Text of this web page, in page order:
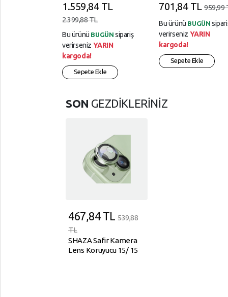
1.559,84 TL
2.399,88 TL
Bu ürünü BUGÜN sipariş
verirseniz YARIN
kargoda!
Sepete Ekle
701,84 TL 959,99
Bu ürünü BUGÜN
verirseniz YARIN
kargoda!
Sepete Ekle
SON GEZDİKLERİNİZ
467,84TL 539,88
TL
SHAZA Safir Kamera
Lens Koruyucu 15/ 15